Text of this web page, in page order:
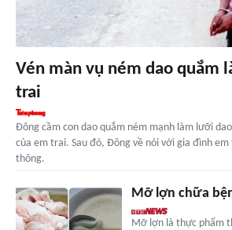
Vén màn vụ ném dao quắm
trai
Đông cầm con dao quắm ném mạnh làm lưỡi
của em trai. Sau đó, Đông về nói với gia đình
thông.
Mỡ lợn chữa
Mỡ lợn là thực phẩm